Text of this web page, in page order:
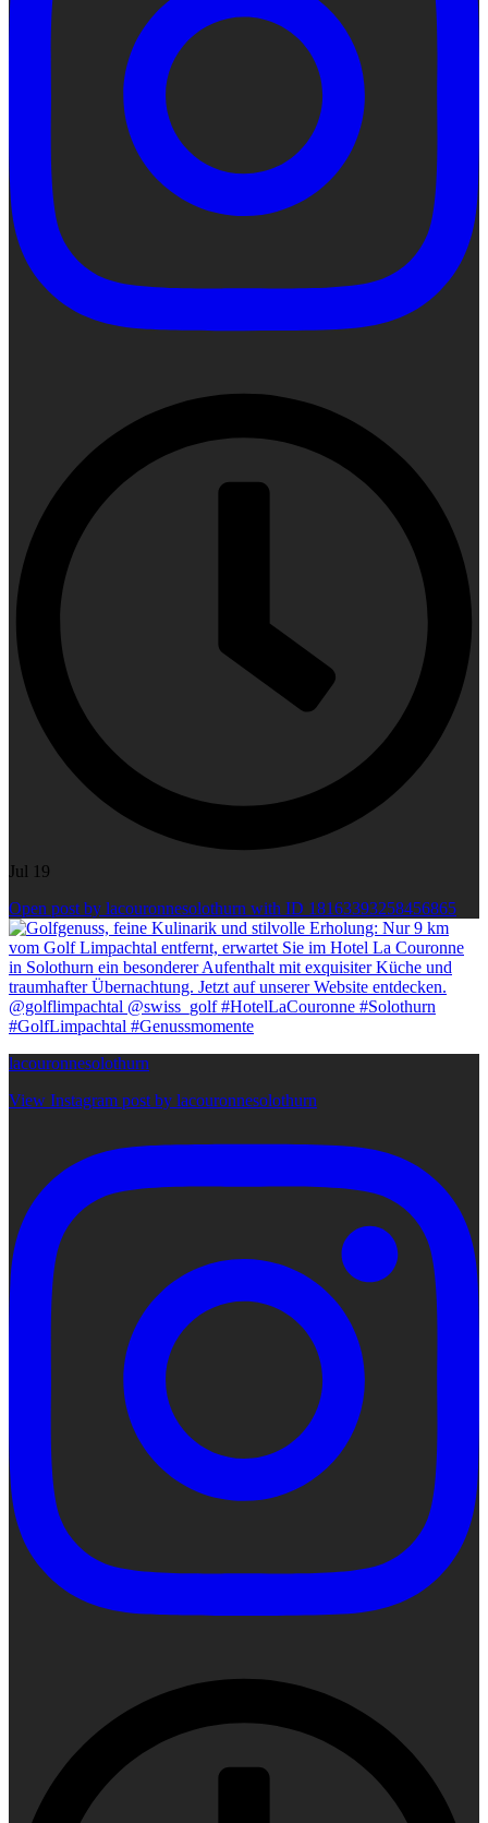
Jul 19
Open post by lacouronnesolothurn with ID 18163393258456865
lacouronnesolothurn
View Instagram post by lacouronnesolothurn